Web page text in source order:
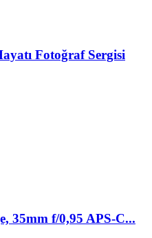
Fotoğraf Sergisi
35mm f/0,95 APS-C...